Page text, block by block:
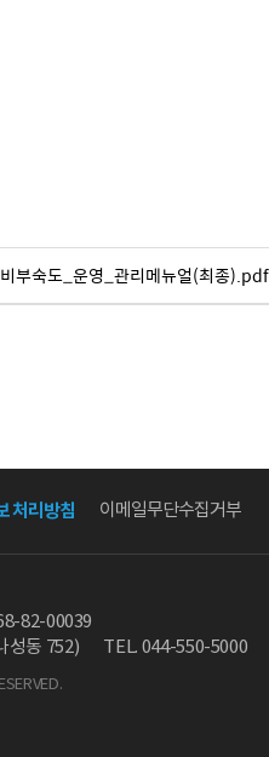
부숙도_운영_관리메뉴얼(최종).pdf
처리방침 이메일무단수집거부
82-00039
성동 752)
TEL. 044-550-5000